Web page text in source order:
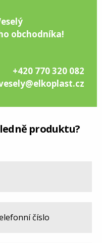
obchodníka!
+420 770 320 082
produktu?